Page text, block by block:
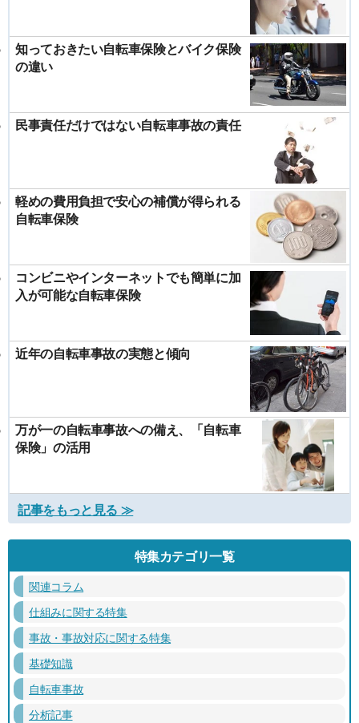
知っておきたい自転車保険とバイク保険
の違い
民事責任だけではない自転車事故の責任
軽めの費用負担で安心の補償が得られる
自転車保険
コンビニやインターネットでも簡単に加
入が可能な自転車保険
近年の自転車事故の実態と傾向
万が一の自転車事故への備え、「自転車
保険」の活用
記事をもっと見る ≫
特集カテゴリ一覧
関連コラム
仕組みに関する特集
事故・事故対応に関する特集
基礎知識
自転車事故
分析記事